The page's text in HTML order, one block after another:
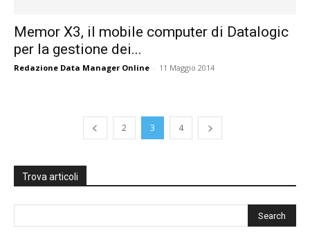
Memor X3, il mobile computer di Datalogic
per la gestione dei...
Redazione Data Manager Online - 11 Maggio 2014
2 3 4
Trova articoli